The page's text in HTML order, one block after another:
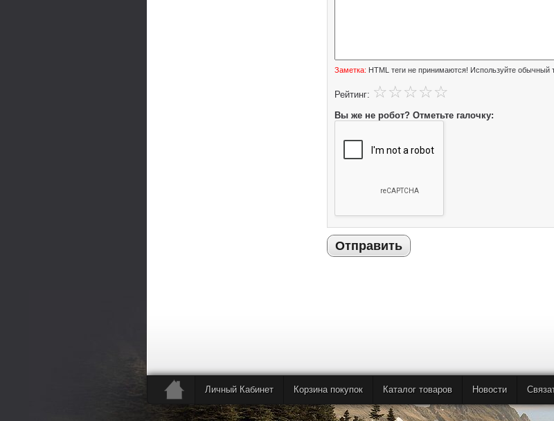
Заметка: HTML теги не принимаются! Используйте обычный
Рейтинг:
Вы же не робот? Отметьте галочку:
Отправить
Личный Кабинет Корзина покупок Каталог товаров Новости